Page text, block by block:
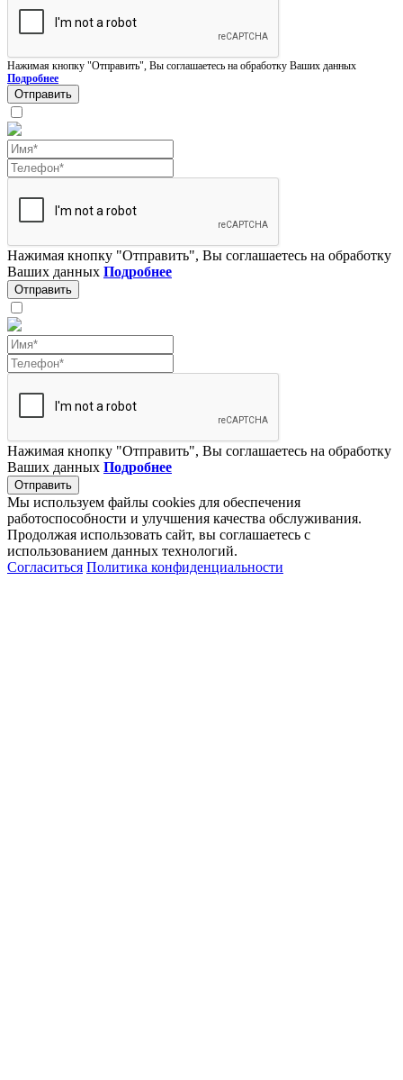
Нажимая кнопку "Отправить", Вы соглашаетесь на обработку Ваших данных
Подробнее
Отправить
Нажимая кнопку "Отправить", Вы соглашаетесь на обработку
Ваших данных Подробнее
Отправить
Нажимая кнопку "Отправить", Вы соглашаетесь на обработку
Ваших данных Подробнее
Отправить
Мы используем файлы cookies для обеспечения
работоспособности и улучшения качества обслуживания.
Продолжая использовать сайт, вы соглашаетесь с
использованием данных технологий.
Согласиться Политика конфиденциальности